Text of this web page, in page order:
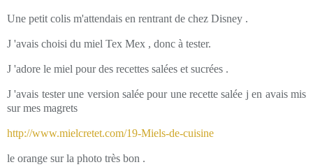
Une petit colis m'attendais en rentrant de chez Disney .
J 'avais choisi du miel Tex Mex , donc à tester.
J 'adore le miel pour des recettes salées et sucrées .
J 'avais tester une version salée pour une recette salée j en avais mis
sur mes magrets
http://www.mielcretet.com/19-Miels-de-cuisine
le orange sur la photo très bon .